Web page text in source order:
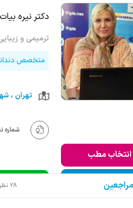
انتخاب مطب
به لیست من
دکتر نیره بیات
ترمیمی و
متخصص
شماره
28 نظر